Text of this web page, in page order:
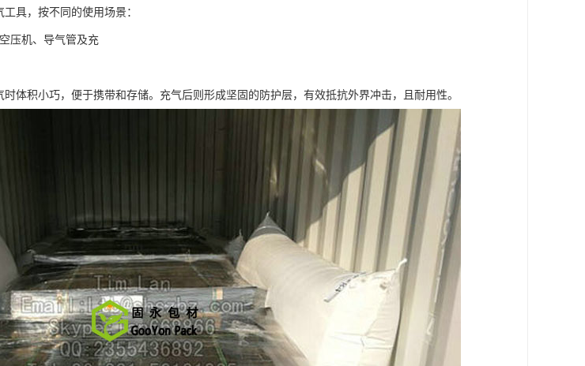
具，按不同的使用场景：
压机、导气管及充
体积小巧，便于携带和存储。充气后则形成坚固的防护层，有效抵抗外界冲击，且耐用性。